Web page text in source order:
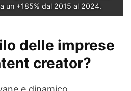
un +185% dal 2015 al 2024.
delle imprese
creator?